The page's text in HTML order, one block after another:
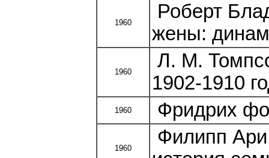
1960
Роберт
жены:
1960
Л. М.
1902-1910
1960 Фридрих
1960
Филипп